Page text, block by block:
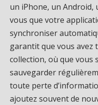
un iPhone, un Android,
vous que votre
synchroniser
garantit que vous avez
collection, où que vous
sauvegarder
toute perte
ajoutez souvent de